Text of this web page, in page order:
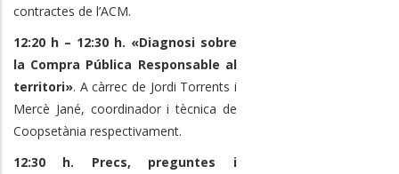
contractes de l’ACM.
12:20 h – 12:30 h. «Diagnosi sobre
la Compra Pública Responsable al
territori». A càrrec de Jordi Torrents i
Mercè Jané, coordinador i tècnica de
Coopsetània respectivament.
12:30 h. Precs, preguntes i